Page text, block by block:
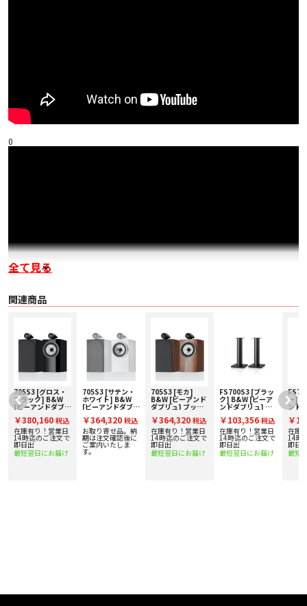
0
ターの愛好家だけでなく、家族と過ごす時間のために、優れたパフォーマンス
全て見る
関連商品
705S3 [グロス・
ブラック] B&W
[ビーアンドダブリ
フスピーカー [ペ
ア] 下取り査定額
20%アップ実施
中！
￥380,160 税込
在庫有り！営業日
14時迄のご注文で
即日出
最短翌日にお届け
705S3 [サテン・
ホワイト] B&W
[ビーアンドダブリ
フスピーカー [ペ
ア] 下取り査定額
20%アップ実施
中！
￥364,320 税込
お取り寄せ品。納
期は注文確認後に
ご案内いたしま
す。
705S3 [モカ]
B&W [ビーアンド
ダブリュ] ブック
ー [ペア] 下取り査
定額20%アップ実
施中！
￥364,320 税込
在庫有り！営業日
14時迄のご注文で
即日出
最短翌日にお届け
FS700S3 [ブラッ
ク] B&W [ビーア
ンドダブリュ] ス
[ペア]
￥103,356 税込
在庫有り！営業日
14時迄のご注文で
即日出
最短翌日にお届け
ー]
ンド
[ペア]
￥
在庫
14時
即日
最短